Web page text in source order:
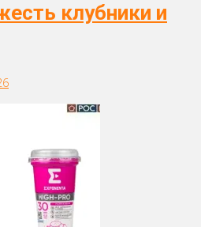
клубники и